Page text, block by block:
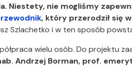
Niestety, nie mogliśmy
, który przerodził się
Szlachetko i w ten sposób
wielu osób. Do projektu
Andrzej Borman, prof.